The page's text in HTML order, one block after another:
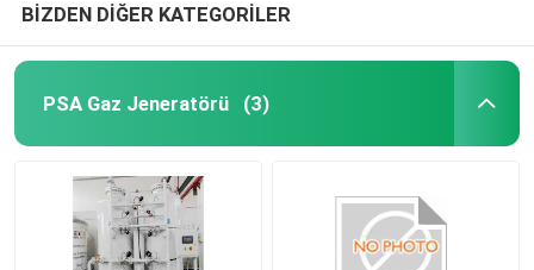
ABB Basınç Göndericisi
Akışölçer Kalibrasyon Sistemi
BİZDEN DİĞER KATEGORİLER
PSA Gaz Jeneratörü (3)